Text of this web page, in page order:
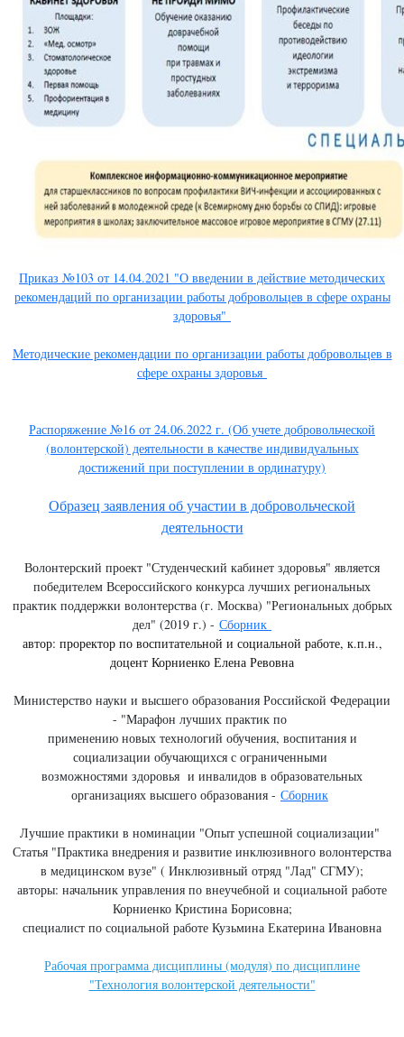
Приказ №103 от 14.04.2021 "О введении в действие методических
рекомендаций по организации работы добровольцев в сфере охраны
здоровья"
Методические рекомендации по организации работы добровольцев в
сфере охраны здоровья
Распоряжение №16 от 24.06.2022 г. (Об учете добровольческой
(волонтерской) деятельности в качестве индивидуальных
достижений при поступлении в ординатуру)
Образец заявления об участии в добровольческой
деятельности
Волонтерский проект "Студенческий кабинет здоровья" является
победителем Всероссийского конкурса лучших региональных
практик поддержки волонтерства (г. Москва) "Региональных добрых
дел" (2019 г.) - Сборник
автор: проректор по воспитательной и социальной работе, к.п.н.,
доцент Корниенко Елена Ревовна
Министерство науки и высшего образования Российской Федерации
- "Марафон лучших практик по
применению новых технологий обучения, воспитания и
социализации обучающихся с ограниченными
возможностями здоровья и инвалидов в образовательных
организациях высшего образования - Сборник
Лучшие практики в номинации "Опыт успешной социализации"
Статья "Практика внедрения и развитие инклюзивного волонтерства
в медицинском вузе" ( Инклюзивный отряд "Лад" СГМУ);
авторы: начальник управления по внеучебной и социальной работе
Корниенко Кристина Борисовна;
специалист по социальной работе Кузьмина Екатерина Ивановна
Рабочая программа дисциплины (модуля) по дисциплине
"Технология волонтерской деятельности"